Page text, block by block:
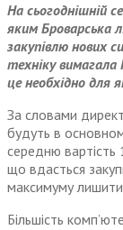
На сьогоднішній
яким Броварська
закупівлю нових
техніку вимагала
це необхідно для
За словами
будуть в
середню вартість
що вдасться
максимуму
Більшість